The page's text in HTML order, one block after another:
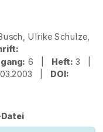
Ulrike Schulze,
6 | Heft: 3 |
| DOI: